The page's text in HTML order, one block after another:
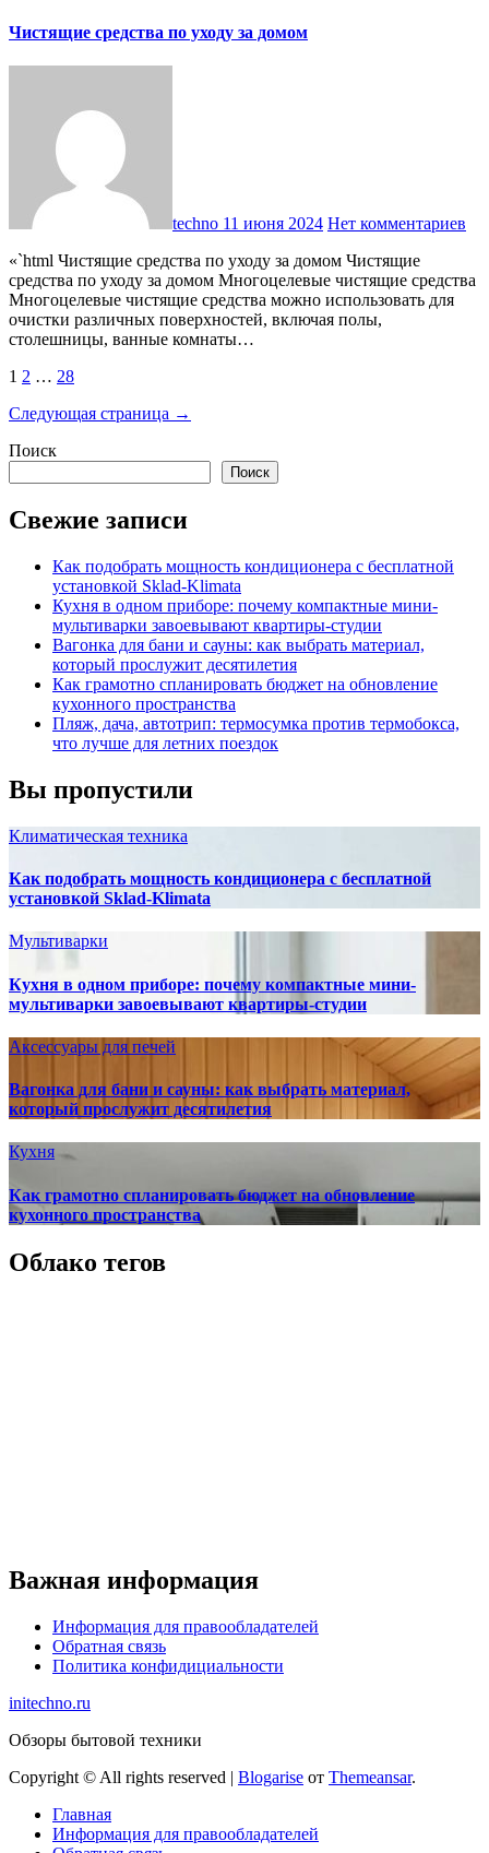
Чистящие средства по уходу за домом
techno 11 июня 2024 Нет комментариев
«`html Чистящие средства по уходу за домом Чистящие
средства по уходу за домом Многоцелевые чистящие средства
Многоцелевые чистящие средства можно использовать для
очистки различных поверхностей, включая полы,
столешницы, ванные комнаты…
Пагинация
записей
1 2 … 28
Следующая страница →
Поиск
Поиск
Свежие записи
Как подобрать мощность кондиционера с бесплатной
установкой Sklad-Klimata
Кухня в одном приборе: почему компактные мини-
мультиварки завоевывают квартиры-студии
Вагонка для бани и сауны: как выбрать материал,
который прослужит десятилетия
Как грамотно спланировать бюджет на обновление
кухонного пространства
Пляж, дача, автотрип: термосумка против термобокса,
что лучше для летних поездок
Вы пропустили
Климатическая техника
Как подобрать мощность кондиционера с бесплатной
установкой Sklad-Klimata
Мультиварки
Кухня в одном приборе: почему компактные мини-
мультиварки завоевывают квартиры-студии
Аксессуары для печей
Вагонка для бани и сауны: как выбрать материал,
который прослужит десятилетия
Кухня
Как грамотно спланировать бюджет на обновление
кухонного пространства
Облако тегов
Важная информация
Информация для правообладателей
Обратная связь
Политика конфидициальности
initechno.ru
Обзоры бытовой техники
Copyright © All rights reserved | Blogarise от Themeansar.
Главная
Информация для правообладателей